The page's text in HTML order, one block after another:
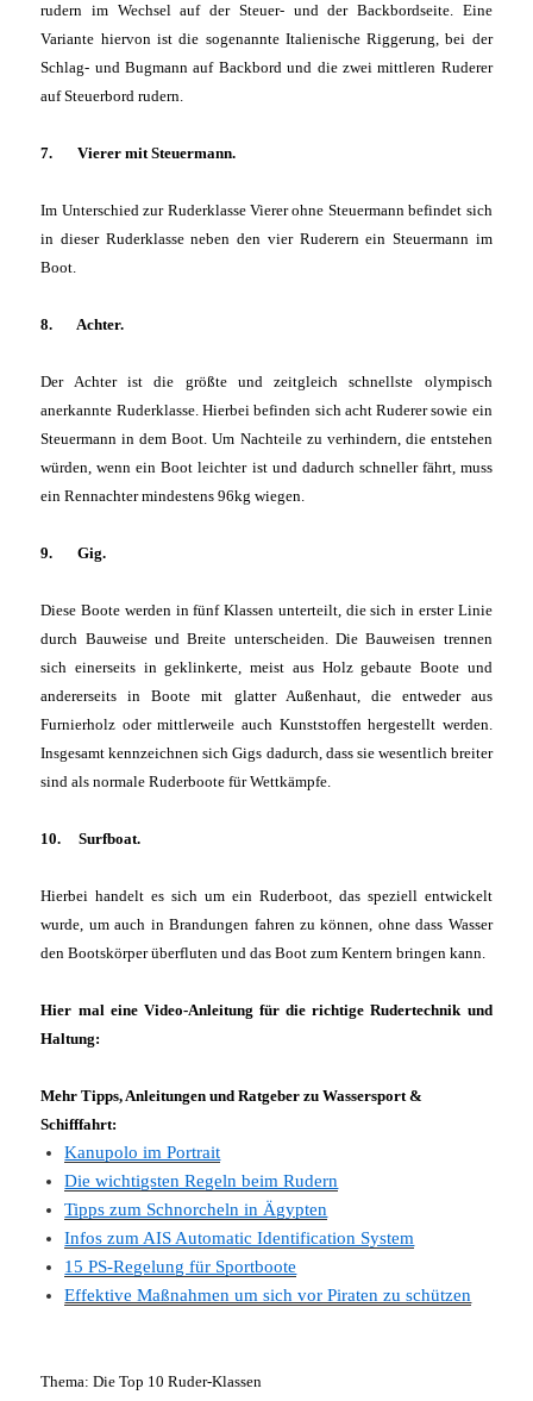
rudern im Wechsel auf der Steuer- und der Backbordseite. Eine
Variante hiervon ist die sogenannte Italienische Riggerung, bei der
Schlag- und Bugmann auf Backbord und die zwei mittleren Ruderer
auf Steuerbord rudern.
7. Vierer mit Steuermann.
Im Unterschied zur Ruderklasse Vierer ohne Steuermann befindet sich
in dieser Ruderklasse neben den vier Ruderern ein Steuermann im
Boot.
8. Achter.
Der Achter ist die größte und zeitgleich schnellste olympisch
anerkannte Ruderklasse. Hierbei befinden sich acht Ruderer sowie ein
Steuermann in dem Boot. Um Nachteile zu verhindern, die entstehen
würden, wenn ein Boot leichter ist und dadurch schneller fährt, muss
ein Rennachter mindestens 96kg wiegen.
9. Gig.
Diese Boote werden in fünf Klassen unterteilt, die sich in erster Linie
durch Bauweise und Breite unterscheiden. Die Bauweisen trennen
sich einerseits in geklinkerte, meist aus Holz gebaute Boote und
andererseits in Boote mit glatter Außenhaut, die entweder aus
Furnierholz oder mittlerweile auch Kunststoffen hergestellt werden.
Insgesamt kennzeichnen sich Gigs dadurch, dass sie wesentlich breiter
sind als normale Ruderboote für Wettkämpfe.
10. Surfboat.
Hierbei handelt es sich um ein Ruderboot, das speziell entwickelt
wurde, um auch in Brandungen fahren zu können, ohne dass Wasser
den Bootskörper überfluten und das Boot zum Kentern bringen kann.
Hier mal eine Video-Anleitung für die richtige Rudertechnik und
Haltung:
Mehr Tipps, Anleitungen und Ratgeber zu Wassersport &
Schifffahrt:
Kanupolo im Portrait
Die wichtigsten Regeln beim Rudern
Tipps zum Schnorcheln in Ägypten
Infos zum AIS Automatic Identification System
15 PS-Regelung für Sportboote
Effektive Maßnahmen um sich vor Piraten zu schützen
Thema: Die Top 10 Ruder-Klassen